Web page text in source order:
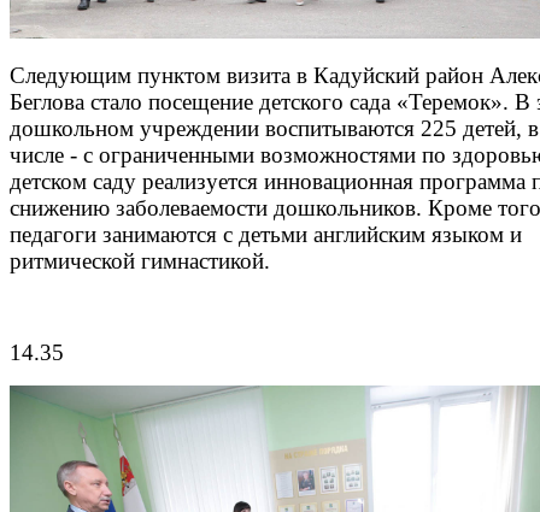
Следующим пунктом визита в Кадуйский район
Беглова стало посещение детского сада «Теремок». В
дошкольном учреждении воспитываются 225 детей,
числе - с ограниченными возможностями по
детском саду реализуется инновационная программа
снижению заболеваемости дошкольников. Кроме
педагоги занимаются с детьми английским языком и
ритмической гимнастикой.
14.35